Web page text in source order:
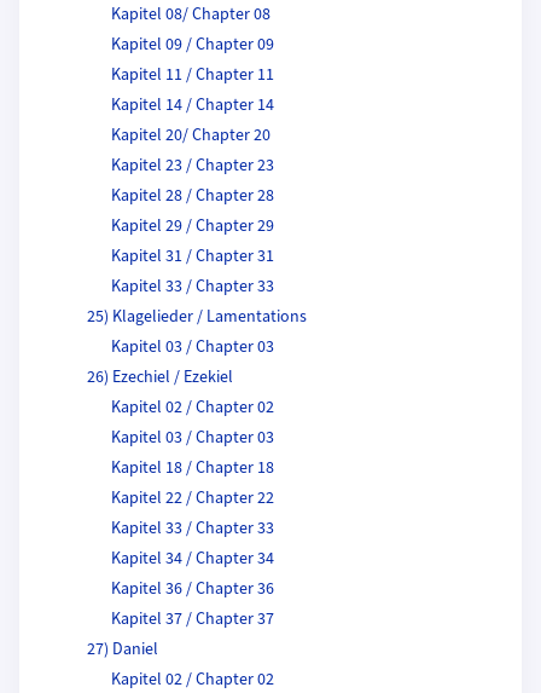
Kapitel 08/ Chapter 08
Kapitel 09 / Chapter 09
Kapitel 11 / Chapter 11
Kapitel 14 / Chapter 14
Kapitel 20/ Chapter 20
Kapitel 23 / Chapter 23
Kapitel 28 / Chapter 28
Kapitel 29 / Chapter 29
Kapitel 31 / Chapter 31
Kapitel 33 / Chapter 33
25) Klagelieder / Lamentations
Kapitel 03 / Chapter 03
26) Ezechiel / Ezekiel
Kapitel 02 / Chapter 02
Kapitel 03 / Chapter 03
Kapitel 18 / Chapter 18
Kapitel 22 / Chapter 22
Kapitel 33 / Chapter 33
Kapitel 34 / Chapter 34
Kapitel 36 / Chapter 36
Kapitel 37 / Chapter 37
27) Daniel
Kapitel 02 / Chapter 02